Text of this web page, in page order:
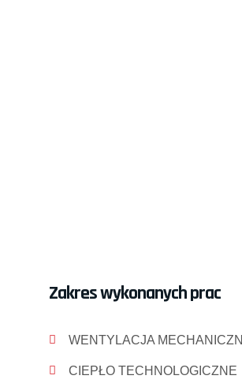
Zakres wykonanych prac
WENTYLACJA
CIEPŁO TECHNOLOGICZNE